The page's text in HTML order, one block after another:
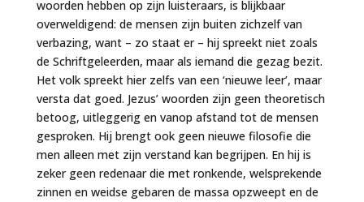
woorden hebben op zijn luisteraars, is blijkbaar
overweldigend: de mensen zijn buiten zichzelf van
verbazing, want – zo staat er – hij spreekt niet zoals
de Schriftgeleerden, maar als iemand die gezag bezit.
Het volk spreekt hier zelfs van een ‘nieuwe leer’, maar
versta dat goed. Jezus’ woorden zijn geen theoretisch
betoog, uitleggerig en vanop afstand tot de mensen
gesproken. Hij brengt ook geen nieuwe filosofie die
men alleen met zijn verstand kan begrijpen. En hij is
zeker geen redenaar die met ronkende, welsprekende
zinnen en weidse gebaren de massa opzweept en de